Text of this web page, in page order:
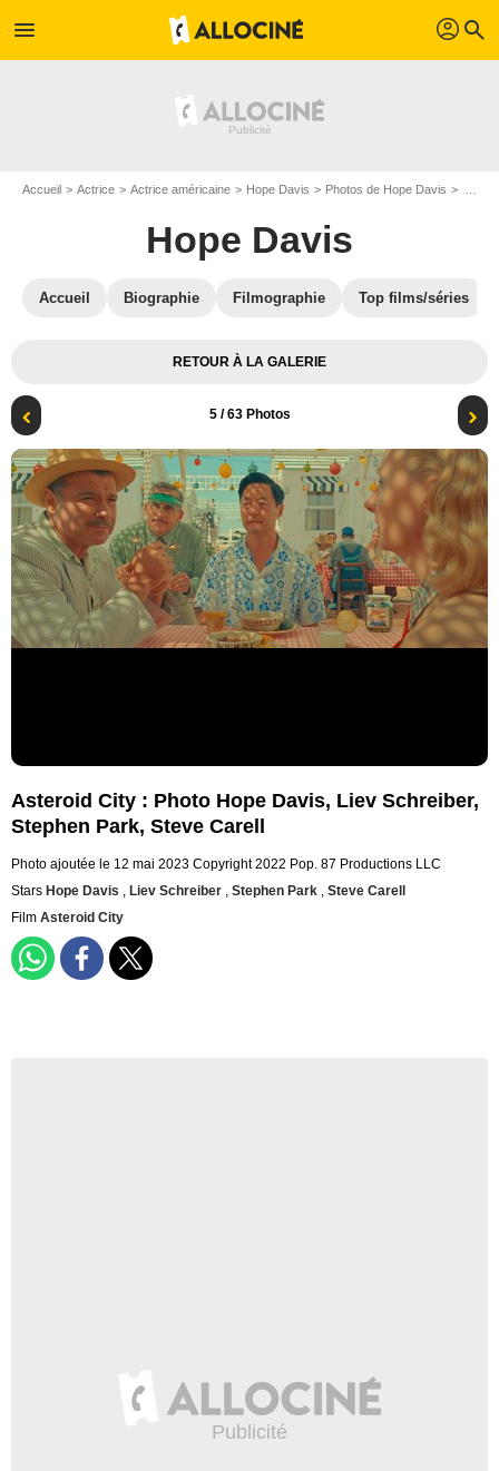
menu profil search
Accueil Actrice Actrice américaine Hope Davis Photos de Hope Davis
Hope Davis
Accueil Biographie Filmographie Top films/séries
RETOUR À LA GALERIE
5/ 63 Photos
Asteroid City : Photo Hope Davis, Liev Schreiber,
Stephen Park, Steve Carell
Photo ajoutée le 12 mai 2023 Copyright 2022 Pop. 87 Productions LLC
Stars Hope Davis , Liev Schreiber , Stephen Park , Steve Carell
Film Asteroid City